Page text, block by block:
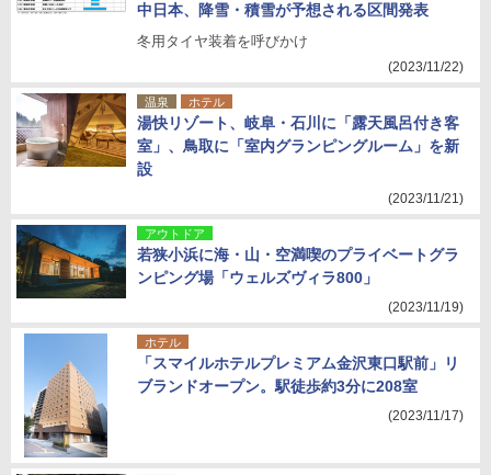
中日本、降雪・積雪が予想される区間発表
冬用タイヤ装着を呼びかけ
(2023/11/22)
温泉 ホテル
湯快リゾート、岐阜・石川に「露天風呂付き客
室」、鳥取に「室内グランピングルーム」を新
設
(2023/11/21)
アウトドア
若狭小浜に海・山・空満喫のプライベートグラ
ンピング場「ウェルズヴィラ800」
(2023/11/19)
ホテル
「スマイルホテルプレミアム金沢東口駅前」リ
ブランドオープン。駅徒歩約3分に208室
(2023/11/17)